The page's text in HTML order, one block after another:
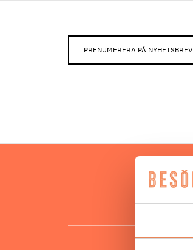
PRENUMERERA PÅ NYHETSBREV